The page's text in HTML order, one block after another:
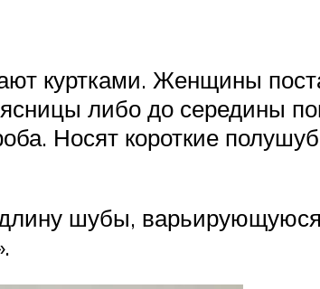
куртками. Женщины
либо до середины
Носят короткие
шубы,